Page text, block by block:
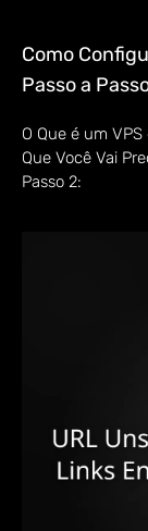
Como
Passo a
O Que é um
Que Você Vai
Passo 2: